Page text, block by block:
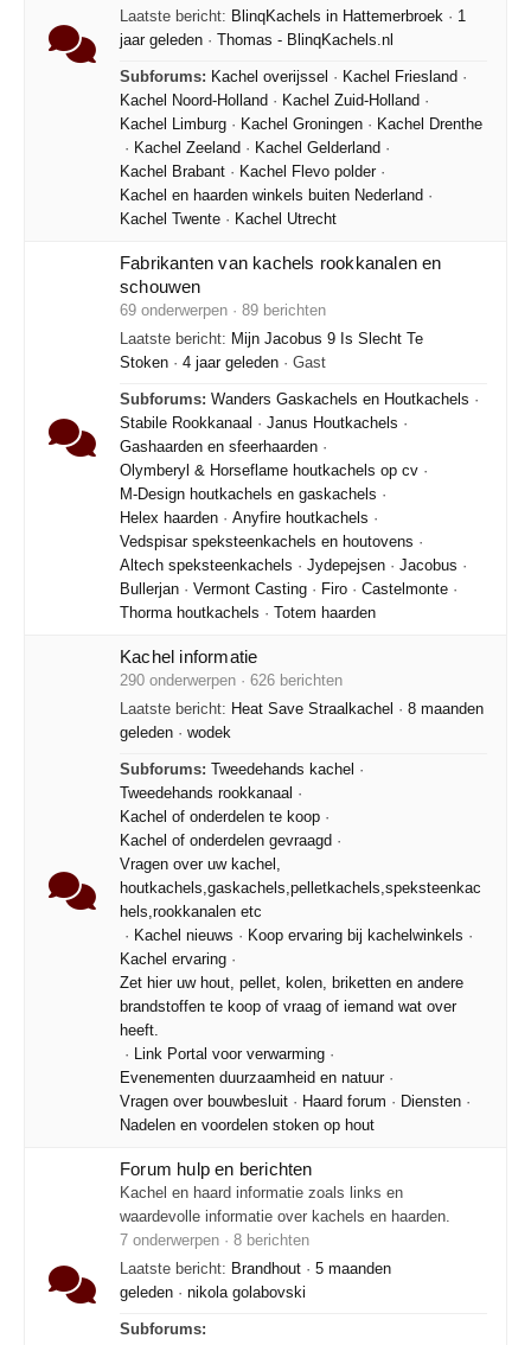
Laatste bericht: BlinqKachels in Hattemerbroek · 1
jaar geleden · Thomas - BlinqKachels.nl
Subforums: Kachel overijssel · Kachel Friesland ·
Kachel Noord-Holland · Kachel Zuid-Holland ·
Kachel Limburg · Kachel Groningen · Kachel Drenthe
· Kachel Zeeland · Kachel Gelderland ·
Kachel Brabant · Kachel Flevo polder·
Kachel en haarden winkels buiten Nederland ·
Kachel Twente · Kachel Utrecht
Fabrikanten van kachels rookkanalen en
schouwen
69 onderwerpen · 89 berichten
Laatste bericht: Mijn Jacobus 9 Is Slecht Te
Stoken · 4 jaar geleden · Gast
Subforums: Wanders Gaskachels en Houtkachels ·
Stabile Rookkanaal · Janus Houtkachels ·
Gashaarden en sfeerhaarden ·
Olymberyl & Horseflame houtkachels op cv ·
M-Design houtkachels en gaskachels ·
Helex haarden · Anyfire houtkachels ·
Vedspisar speksteenkachels en houtovens ·
Altech speksteenkachels · Jydepejsen · Jacobus ·
Bullerjan · Vermont Casting · Firo · Castelmonte ·
Thorma houtkachels · Totem haarden
Kachel informatie
290 onderwerpen · 626 berichten
Laatste bericht: Heat Save Straalkachel · 8 maanden
geleden · wodek
Subforums: Tweedehands kachel ·
Tweedehands rookkanaal ·
Kachel of onderdelen te koop ·
Kachel of onderdelen gevraagd ·
Vragen over uw kachel,
houtkachels,gaskachels,pelletkachels,speksteenkac
hels,rookkanalen etc
· Kachel nieuws · Koop ervaring bij kachelwinkels ·
Kachel ervaring ·
Zet hier uw hout, pellet, kolen, briketten en andere
brandstoffen te koop of vraag of iemand wat over
heeft.
· Link Portal voor verwarming ·
Evenementen duurzaamheid en natuur·
Vragen over bouwbesluit · Haard forum · Diensten ·
Nadelen en voordelen stoken op hout
Forum hulp en berichten
Kachel en haard informatie zoals links en
waardevolle informatie over kachels en haarden.
7 onderwerpen · 8 berichten
Laatste bericht: Brandhout · 5 maanden
geleden · nikola golabovski
Subforums: